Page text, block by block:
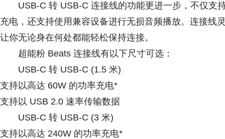
USB-C 转 USB-C 连接线的功能更进一步，不仅支
充电，还支持使用兼容设备进行无损音频播放。连接线
让你无论身在何处都能轻松保持连接。
超能粉 Beats 连接线有以下尺寸可选：
USB-C 转 USB-C (1.5 米)
支持以高达 60W 的功率充电*
支持以 USB 2.0 速率传输数据
USB-C 转 USB-C (3 米)
支持以高达 240W 的功率充电*